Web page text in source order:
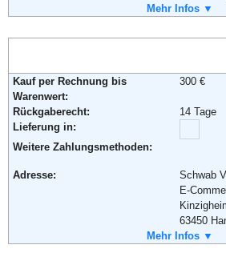
0044
Email:
Weiterführende Informationen: AGB
Mehr Infos ▼
Kauf per Rechnung bis
Warenwert:
300 €
Rückgaberecht:
14 Tage
Lieferung in:
Weitere Zahlungsmethoden:
Adresse:
Schwab
E-
63450
+49 (0)
Mehr Infos ▼